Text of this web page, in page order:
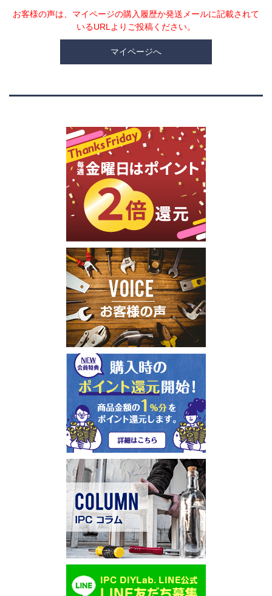
お客様の声は、マイページの購入履歴か発送メールに記載されて
いるURLよりご投稿ください。
マイページへ